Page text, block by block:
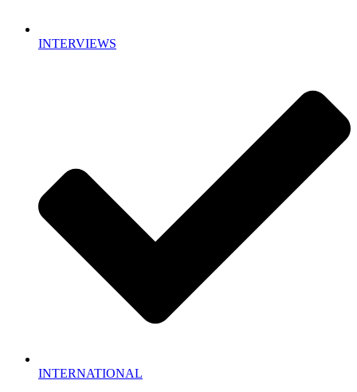
INTERVIEWS
INTERNATIONAL